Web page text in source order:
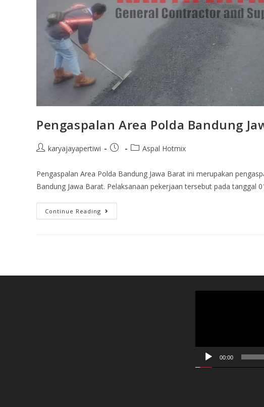
Pengaspalan Area Polda Bandung
karyajayapertiwi Aspal Hotmix
Pengaspalan Area Polda Bandung Jawa Barat ini merupakan
Bandung Jawa Barat. Pelaksanaan pekerjaan tersebut pada tanggal
Continue Reading
00:00